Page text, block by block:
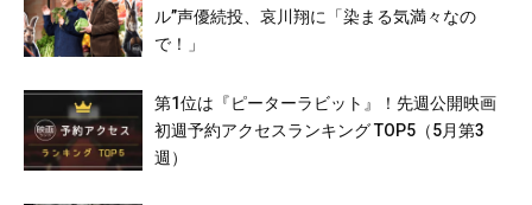
ル”声優続投、哀川翔に「染まる気満々なの
で！」
第1位は『ピーターラビット』！先週公開映画
初週予約アクセスランキング TOP5（5月第3
週）